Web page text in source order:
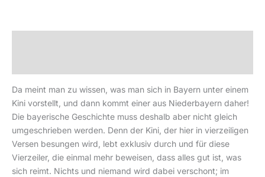
Da meint man zu wissen, was man sich in Bayern unter einem
Kini vorstellt, und dann kommt einer aus Niederbayern daher!
Die bayerische Geschichte muss deshalb aber nicht gleich
umgeschrieben werden. Denn der Kini, der hier in vierzeiligen
Versen besungen wird, lebt exklusiv durch und für diese
Vierzeiler, die einmal mehr beweisen, dass alles gut ist, was
sich reimt. Nichts und niemand wird dabei verschont; im